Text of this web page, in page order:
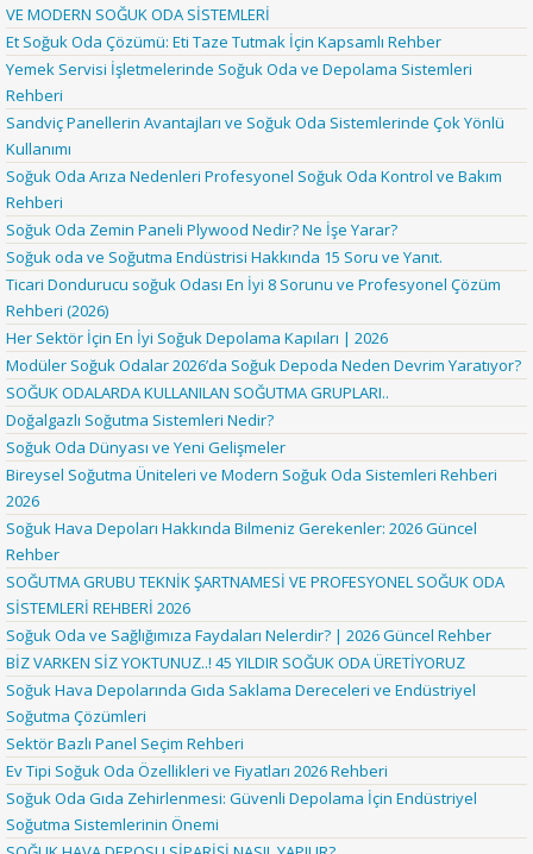
VE MODERN SOĞUK ODA SİSTEMLERİ
Et Soğuk Oda Çözümü: Eti Taze Tutmak İçin Kapsamlı Rehber
Yemek Servisi İşletmelerinde Soğuk Oda ve Depolama Sistemleri
Rehberi
Sandviç Panellerin Avantajları ve Soğuk Oda Sistemlerinde Çok Yönlü
Kullanımı
Soğuk Oda Arıza Nedenleri Profesyonel Soğuk Oda Kontrol ve Bakım
Rehberi
Soğuk Oda Zemin Paneli Plywood Nedir? Ne İşe Yarar?
Soğuk oda ve Soğutma Endüstrisi Hakkında 15 Soru ve Yanıt.
Ticari Dondurucu soğuk Odası En İyi 8 Sorunu ve Profesyonel Çözüm
Rehberi (2026)
Her Sektör İçin En İyi Soğuk Depolama Kapıları | 2026
Modüler Soğuk Odalar 2026’da Soğuk Depoda Neden Devrim Yaratıyor?
SOĞUK ODALARDA KULLANILAN SOĞUTMA GRUPLARI..
Doğalgazlı Soğutma Sistemleri Nedir?
Soğuk Oda Dünyası ve Yeni Gelişmeler
Bireysel Soğutma Üniteleri ve Modern Soğuk Oda Sistemleri Rehberi
2026
Soğuk Hava Depoları Hakkında Bilmeniz Gerekenler: 2026 Güncel
Rehber
SOĞUTMA GRUBU TEKNİK ŞARTNAMESİ VE PROFESYONEL SOĞUK ODA
SİSTEMLERİ REHBERİ 2026
Soğuk Oda ve Sağlığımıza Faydaları Nelerdir? | 2026 Güncel Rehber
BİZ VARKEN SİZ YOKTUNUZ..! 45 YILDIR SOĞUK ODA ÜRETİYORUZ
Soğuk Hava Depolarında Gıda Saklama Dereceleri ve Endüstriyel
Soğutma Çözümleri
Sektör Bazlı Panel Seçim Rehberi
Ev Tipi Soğuk Oda Özellikleri ve Fiyatları 2026 Rehberi
Soğuk Oda Gıda Zehirlenmesi: Güvenli Depolama İçin Endüstriyel
Soğutma Sistemlerinin Önemi